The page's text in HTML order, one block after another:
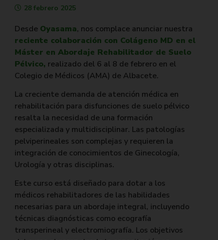
28 febrero 2025
Desde Oyasama, nos complace anunciar nuestra
reciente colaboración con Colágeno MD en el
Máster en Abordaje Rehabilitador de Suelo
Pélvico, realizado del 6 al 8 de febrero en el
Colegio de Médicos (AMA) de Albacete.
La creciente demanda de atención médica en
rehabilitación para disfunciones de suelo pélvico
resalta la necesidad de una formación
especializada y multidisciplinar. Las patologías
pelviperineales son complejas y requieren la
integración de conocimientos de Ginecología,
Urología y otras disciplinas.
Este curso está diseñado para dotar a los
médicos rehabilitadores de las habilidades
necesarias para un abordaje integral, incluyendo
técnicas diagnósticas como ecografía
transperineal y electromiografía. Los objetivos